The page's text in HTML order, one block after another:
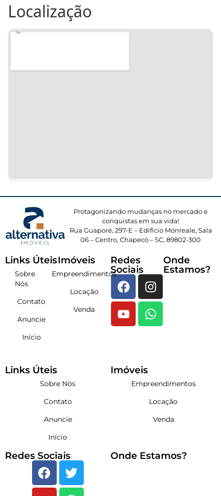
Localização
Protagonizando mudanças no mercado e
conquistas em sua vida!
Rua Guaporé, 297-E – Edifício Monreale, Sala
06 – Centro, Chapecó – SC, 89802-300
Links Úteis
Sobre
Nós
Contato
Anuncie
Início
Imóveis
Empreendimentos
Locação
Venda
Redes
Sociais
Onde
Estamos?
Links Úteis
Sobre Nós
Contato
Anuncie
Início
Imóveis
Empreendimentos
Locação
Venda
Redes Sociais Onde Estamos?